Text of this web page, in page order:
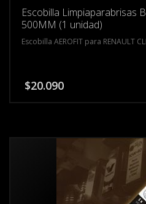
Escobilla Limpiaparabrisas
500MM (1 unidad)
Escobilla AEROFIT para RENAULT
$20.090